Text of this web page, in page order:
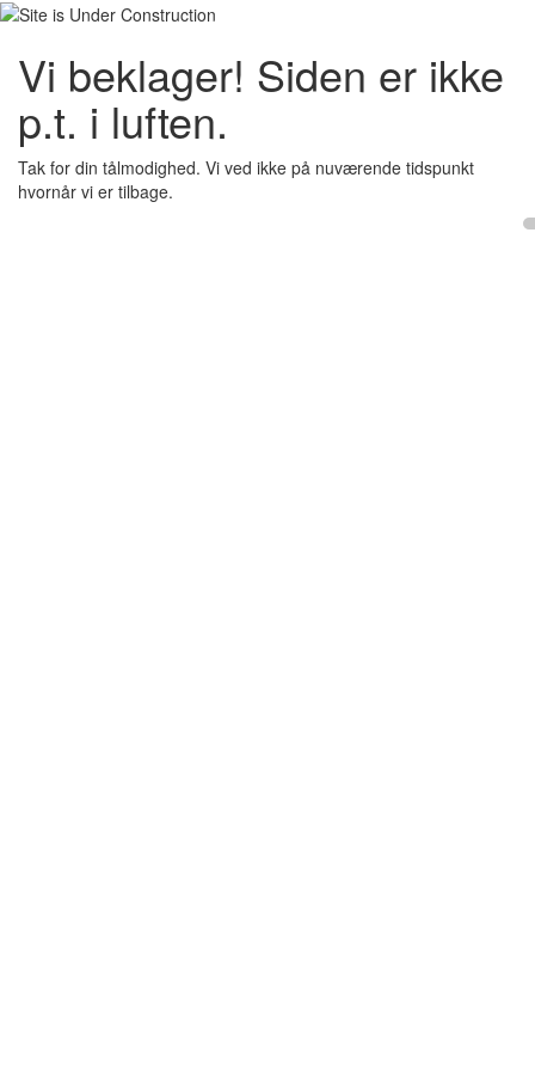
Vi beklager! Siden er ikke
p.t. i luften.
Tak for din tålmodighed. Vi ved ikke på nuværende tidspunkt
hvornår vi er tilbage.